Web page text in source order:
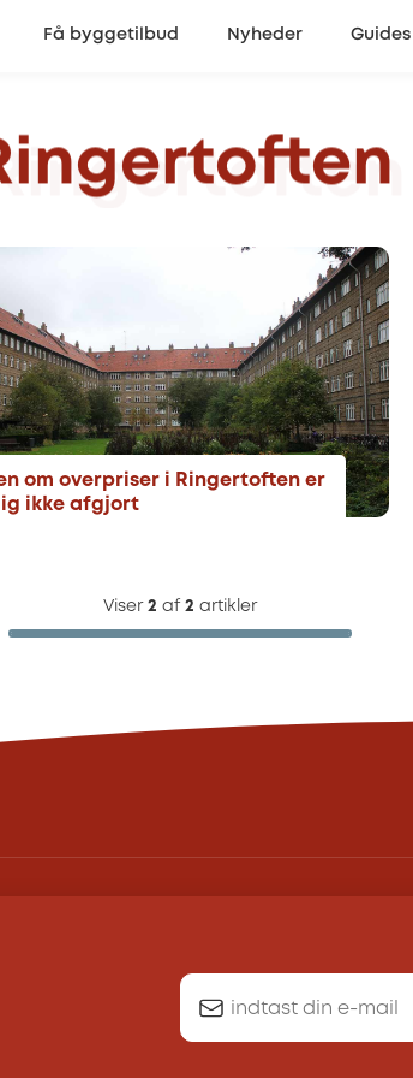
Få byggetilbud Nyheder Guides
om overpriser i Ringertoften er
ikke afgjort
Viser 2 af 2 artikler